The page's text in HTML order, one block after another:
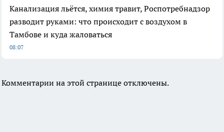
Канализация льётся, химия травит, Роспотребнадзор
разводит руками: что происходит с воздухом в
Тамбове и куда жаловаться
08:07
Комментарии на этой странице отключены.